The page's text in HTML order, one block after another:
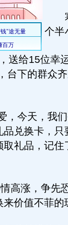
寒
个半
给15位幸
台下的群众
今天，我们
兑换卡，只
礼品，记住
高涨，争先
价值不菲的